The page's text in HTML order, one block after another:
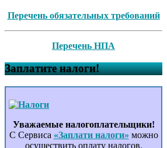
Перечень обязательных требований
Перечень НПА
Заплатите налоги!
Уважаемые налогоплательщики!
С Сервиса «Заплати налоги» можно
осуществить оплату налогов.